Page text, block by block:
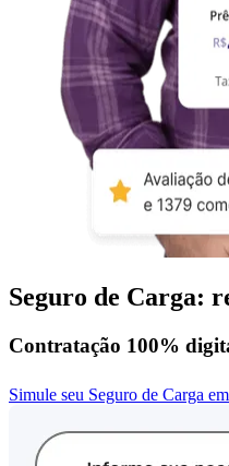
Seguro de Carga:
Contratação 100%
Simule seu Seguro de Carga